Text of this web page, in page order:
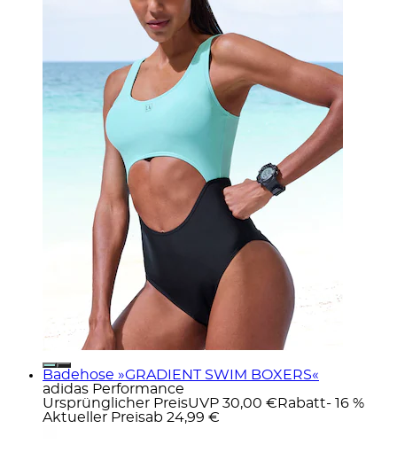
Badehose »GRADIENT SWIM BOXERS«
adidas Performance
Ursprünglicher PreisUVP 30,00 € Rabatt- 16 %
Aktueller Preisab 24,99 €